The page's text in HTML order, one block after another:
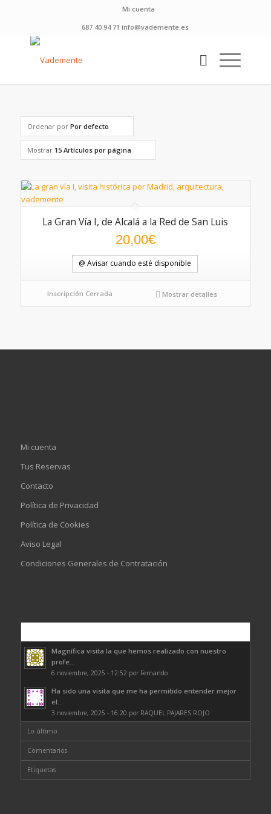
Mi cuenta
687 40 94 71 info@vademente.es
Ordenar por Por defecto
Mostrar 15 Artículos por página
La Gran Vía I, de Alcalá a la Red de San Luis
20,00€
@ Avisar cuando esté disponible
Inscripción Cerrada Mostrar detalles
Mi cuenta
Tus Reservas
Contacto
Política de Privacidad
Política de Cookies
Aviso Legal
Condiciones Generales de Contratación
Magnífica visita la que hemos realizado con nuestro
profe...
6 noviembre, 2025 - 12:52 por Fernando
Ha sido una visita que me ha permitido entender mejor
el...
3 noviembre, 2025 - 16:20 por RAQUEL PAJARES ROJO
Lo último
Comentarios
Etiquetas